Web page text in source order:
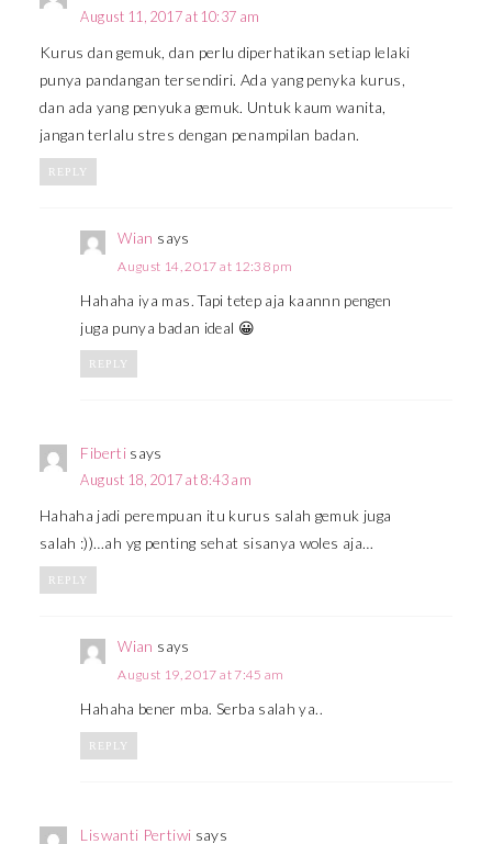
August 11, 2017 at 10:37 am
Kurus dan gemuk, dan perlu diperhatikan setiap lelaki
punya pandangan tersendiri. Ada yang penyka kurus,
dan ada yang penyuka gemuk. Untuk kaum wanita,
jangan terlalu stres dengan penampilan badan.
REPLY
Wian says
August 14, 2017 at 12:38 pm
Hahaha iya mas. Tapi tetep aja kaannn pengen
juga punya badan ideal 😀
REPLY
Fiberti says
August 18, 2017 at 8:43 am
Hahaha jadi perempuan itu kurus salah gemuk juga
salah :))…ah yg penting sehat sisanya woles aja…
REPLY
Wian says
August 19, 2017 at 7:45 am
Hahaha bener mba. Serba salah ya..
REPLY
Liswanti Pertiwi says